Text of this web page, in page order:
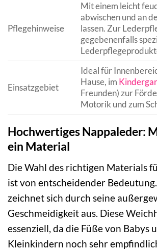
Pflegehinweise
Mit einem leicht
abwischen und an
lassen. Zur
gegebenenfalls
Einsatzgebiet
Ideal für
Hause, im
Freunden) zur
Motorik und zum
Hochwertiges Nappaleder:
ein Material
Die Wahl des richtigen Materials
ist von entscheidender
zeichnet sich durch seine
Geschmeidigkeit aus. Diese
essenziell, da die Füße von Babys
Kleinkindern noch sehr